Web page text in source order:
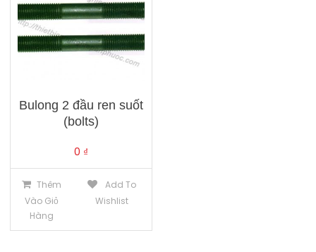
Bulong 2 đầu ren suốt
(bolts)
0 ₫
Thêm
Vào Giỏ
Hàng
Add To
Wishlist